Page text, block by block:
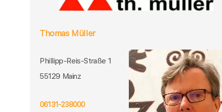
Thomas Müller
Phillipp-Reis-Straße 1
55129 Mainz
06131-238000